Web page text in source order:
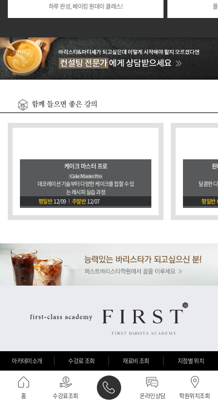
하루 완성, 베이킹 원데이 클래스!
함께 들으면 좋은 강의
케이크 마스터 프로
Cake Master Pro
데코레이션 기술부터 다양한 케이크를 접할 수 있
는 레시피 실습 과정
평일반 12/09 주말반 12/07
달콤한
평일반
홈 수강료조회 온라인상담 학원위치조회
아카데미소개 수강료 조회 재료비 조회 지점별 위치